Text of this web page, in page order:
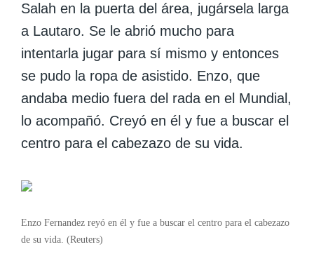
Salah en la puerta del área, jugársela larga
a Lautaro. Se le abrió mucho para
intentarla jugar para sí mismo y entonces
se pudo la ropa de asistido. Enzo, que
andaba medio fuera del rada en el Mundial,
lo acompañó. Creyó en él y fue a buscar el
centro para el cabezazo de su vida.
Enzo Fernandez reyó en él y fue a buscar el centro para el cabezazo
de su vida. (Reuters)